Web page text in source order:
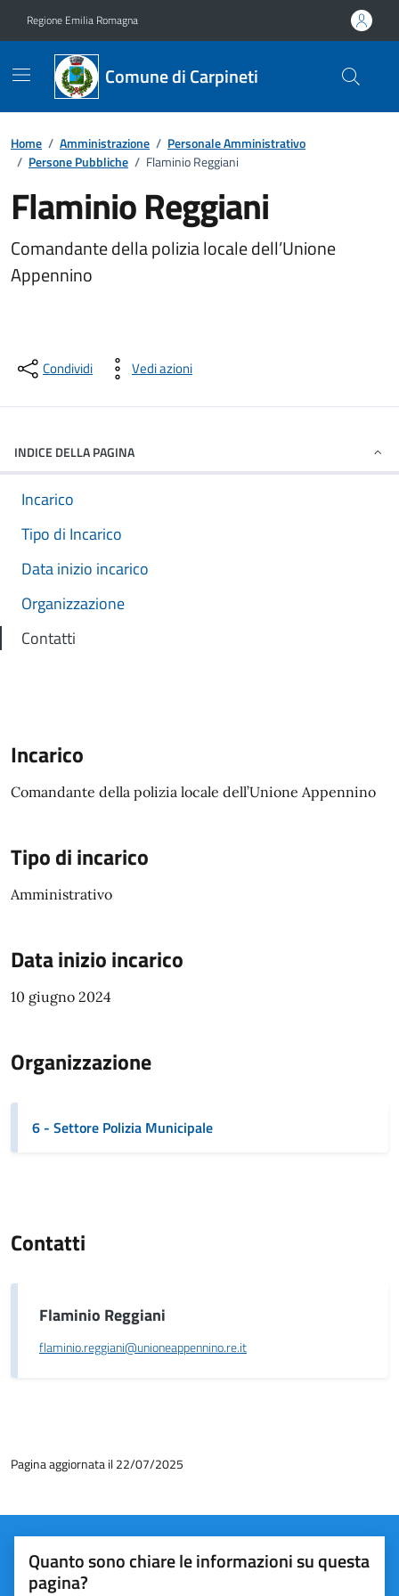
Regione Emilia Romagna
Comune di Carpineti
Home / Amministrazione / Personale Amministrativo
/ Persone Pubbliche / Flaminio Reggiani
Flaminio Reggiani
Comandante della polizia locale dell’Unione
Appennino
Condividi Vedi azioni
INDICE DELLA PAGINA
Incarico
Tipo di Incarico
Data inizio incarico
Organizzazione
Contatti
Incarico
Comandante della polizia locale dell’Unione Appennino
Tipo di incarico
Amministrativo
Data inizio incarico
10 giugno 2024
Organizzazione
6 - Settore Polizia Municipale
Contatti
Flaminio Reggiani
flaminio.reggiani@unioneappennino.re.it
Pagina aggiornata il 22/07/2025
Quanto sono chiare le informazioni su questa
pagina?